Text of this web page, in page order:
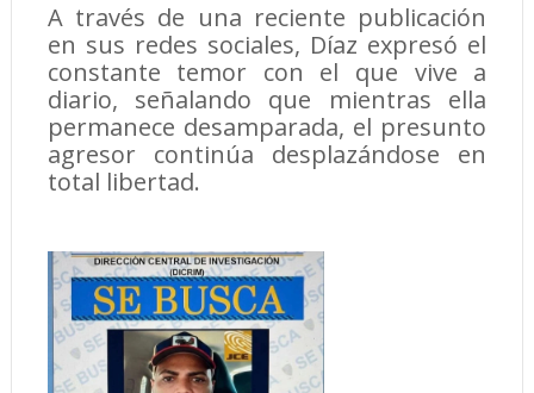
A través de una reciente publicación
en sus redes sociales, Díaz expresó el
constante temor con el que vive a
diario, señalando que mientras ella
permanece desamparada, el presunto
agresor continúa desplazándose en
total libertad.